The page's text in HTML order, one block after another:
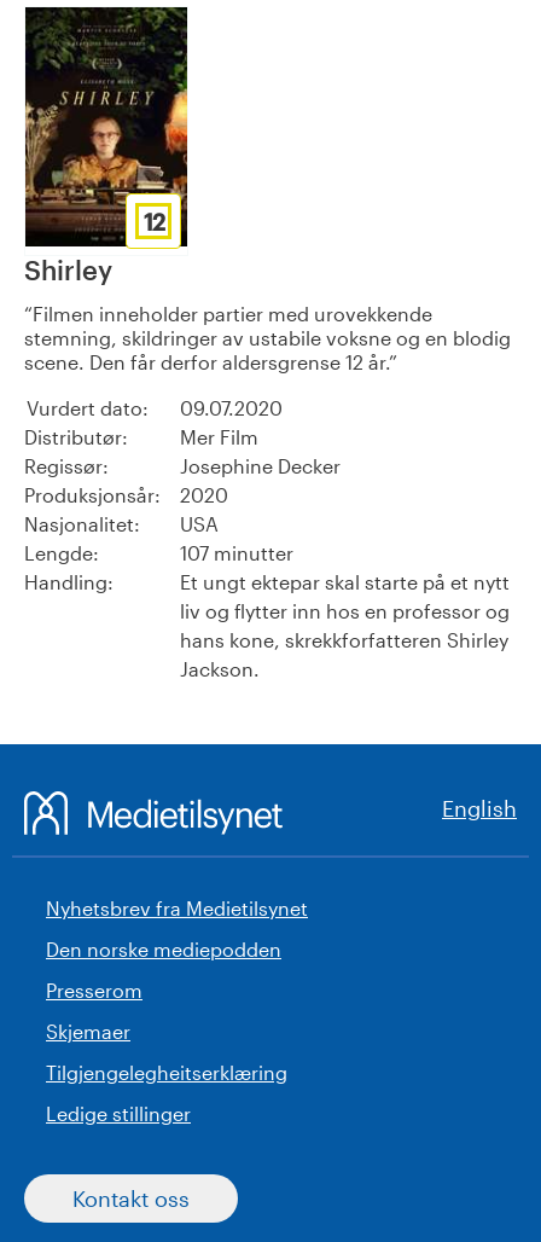
12
Shirley
Filmen inneholder partier med urovekkende
stemning, skildringer av ustabile voksne og en blodig
scene. Den får derfor aldersgrense 12 år.
Vurdert dato:
09.07.2020
Distributør:
Mer Film
Regissør:
Josephine Decker
Produksjonsår:
2020
Nasjonalitet:
USA
Lengde:
107 minutter
Handling:
Et ungt ektepar skal starte på et nytt
liv og flytter inn hos en professor og
hans kone, skrekkforfatteren Shirley
Jackson.
English
Nyhetsbrev fra Medietilsynet
Den norske mediepodden
Presserom
Skjemaer
Tilgjengelegheitserklæring
Ledige stillinger
Kontakt oss